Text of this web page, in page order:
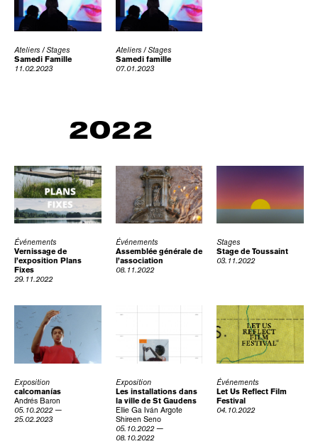
Ateliers / Stages
Samedi Famille
11.02.2023
Ateliers / Stages
Samedi famille
07.01.2023
2022
Événements
Vernissage de
l’exposition Plans
Fixes
29.11.2022
Événements
Assemblée générale de
l’association
08.11.2022
Stages
Stage de Toussaint
03.11.2022
Exposition
calcomanías
Andrés Baron
05.10.2022 —
25.02.2023
Exposition
Les installations dans
la ville de St Gaudens
Ellie Ga Iván Argote
Shireen Seno
05.10.2022 —
08.10.2022
Événements
Let Us Reflect Film
Festival
04.10.2022